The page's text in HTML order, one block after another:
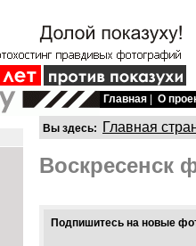
Главная О
Вы здесь: Главная
Воскресенск
Подпишитесь на новые